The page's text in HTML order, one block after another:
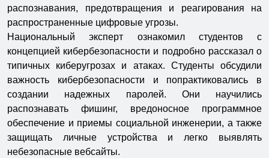
распознавания, предотвращения и реагирования на
распространенные цифровые угрозы.
Национальный эксперт ознакомил студентов с
концепцией кибербезопасности и подробно рассказал о
типичных киберугрозах и атаках. Студенты обсудили
важность кибербезопасности и попрактиковались в
создании надежных паролей. Они научились
распознавать фишинг, вредоносное программное
обеспечение и приемы социальной инженерии, а также
защищать личные устройства и легко выявлять
небезопасные вебсайты.